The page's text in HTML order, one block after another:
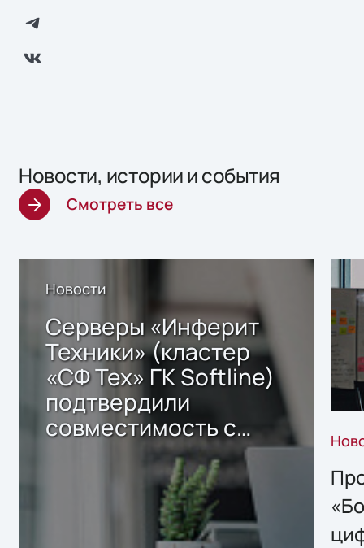
Новости, истории и события
Смотреть все
Новости
Серверы «Инферит
Техники» (кластер
«СФ Тех» ГК Softline)
подтвердили
совместимость с
решением Sharx
Storage 2.x для
хранения данных